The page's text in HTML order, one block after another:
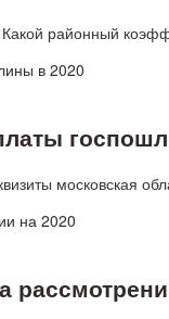
районный
московская